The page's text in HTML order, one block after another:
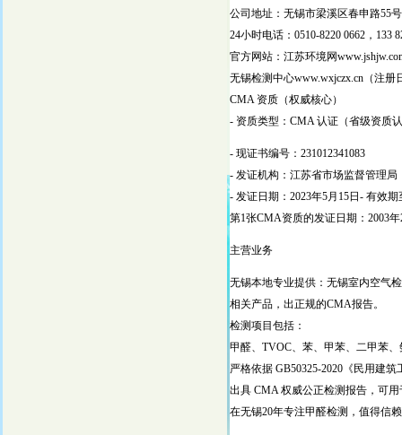
公司地址：无锡市梁溪区春申路55
24小时电话：0510-8220 0662，133
官方网站：江苏环境网
无锡检测中心www.wxjczx.cn（注册
CMA 资质（权威核心）
- 资质类型：CMA 认证（省级资质
- 现证书编号：231012341083
- 发证机构：江苏省市场监督管理局
- 发证日期：2023年5月15日- 有效期
第1张CMA资质的发证日期：2003
主营业务
无锡本地专业提供：无锡室内空气
相关产品，出正规的CMA报告。
检测项目包括：
甲醛、TVOC、苯、甲苯、二甲苯
严格依据 GB50325-2020《民用建
出具 CMA 权威公正检测报告，可
在无锡20年专注甲醛检测，值得信